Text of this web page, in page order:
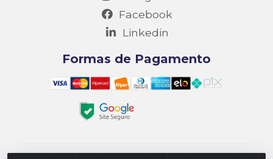
Facebook
Linkedin
Formas de Pagamento